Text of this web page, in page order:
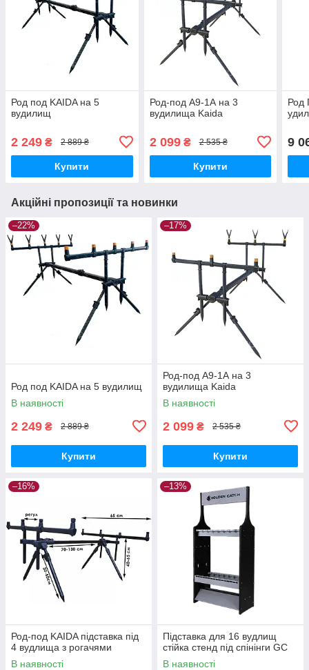
Род под KAIDA на 5
вудилищ
2 249 ₴ 2 889 ₴
Купити
Род-под A9-1А на 3
вудилища Kaida
2 099₴ 2 535 ₴
Купити
Род
9
Акційні пропозиції та новинки
–22%
Род под KAIDA на 5 вудилищ
В наявності
2 249 ₴ 2 889 ₴
Купити
–17%
Род-под A9-1А на 3
вудилища Kaida
В наявності
2 099 ₴ 2 535 ₴
Купити
–16%
Род-под KAIDA підставка під
4 вудлища з рогачями
В наявності
–13%
Підставка для 16 вудлищ
стійка стенд під спінінги GC
В наявності